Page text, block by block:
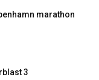
marathon
3